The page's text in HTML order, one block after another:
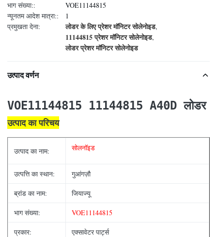
भाग संख्या::
VOE11144815
न्यूनतम आदेश मात्रा::
1
प्रमुखता देना:
लोडर के लिए प्रेशर मॉनिटर सोलेनोइड,
11144815 प्रेशर मॉनिटर सोलेनोइड,
लोडर प्रेशर मॉनिटर सोलेनोइड
उत्पाद वर्णन
VOE11144815 11144815 A40D लोडर
उत्पाद का परिचय
उत्पाद का नाम: सोलनॉइड
उत्पत्ति का स्थान: गुआंगज़ौ
ब्रांड का नाम: जियाज्यू
भाग संख्या: VOE11144815
प्रकार: एक्सावेटर पार्ट्स